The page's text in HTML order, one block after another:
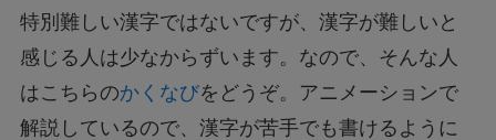
特別難しい漢字ではないですが、漢字が難しいと
感じる人は少なからずいます。なので、そんな人
はこちらのかくなびをどうぞ。アニメーションで
解説しているので、漢字が苦手でも書けるように